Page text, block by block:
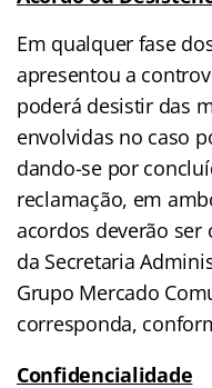
Em qualquer fase
apresentou a
poderá desistir das
envolvidas no caso
dando-se por
reclamação, em
acordos deverão
da Secretaria
Grupo Mercado
corresponda,
Confidencialidade